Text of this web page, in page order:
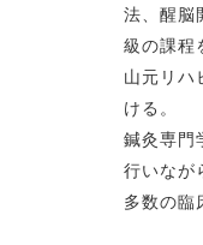
法、醒脳
級の課程
山元リハ
ける。
鍼灸専門
行いなが
多数の臨